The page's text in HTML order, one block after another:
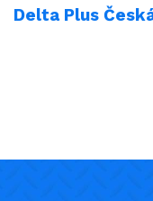
Delta Plus